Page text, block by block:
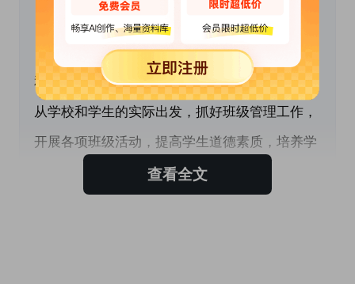
一、指导思想
认真贯彻新课改和素质教育的要求，在学校
和学部的领导下，根据我校和我班学生的特点，
从学校和学生的实际出发，抓好班级管理工作，
开展各项班级活动，提高学生道德素质，培养学
生的能力，使我班学生能够得到健康全面的发
查看全文